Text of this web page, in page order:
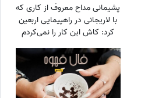
پشیمانی مداح معروف از کاری که
با لاریجانی در راهپیمایی اربعین
کرد: کاش این کار را نمی‌کردم